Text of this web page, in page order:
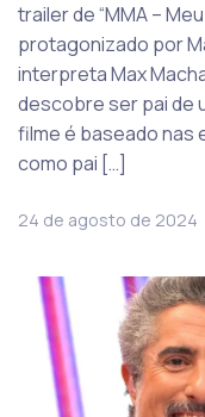
trailer de “MMA –
protagonizado por
interpreta Max
descobre ser pai de
filme é baseado nas
como pai […]
24 de agosto de 2024